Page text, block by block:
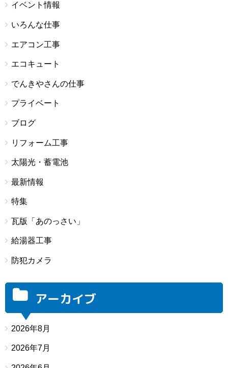
イベント情報
いろんな仕事
エアコン工事
エコキュート
でんきやさんの仕事
プライベート
ブログ
リフォーム工事
太陽光・蓄電池
最新情報
特集
瓦版「あのっさい」
給湯器工事
防犯カメラ
アーカイブ
2026年8月
2026年7月